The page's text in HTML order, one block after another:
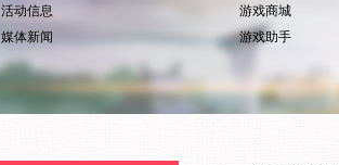
活动信息
媒体新闻
游戏商城
游戏助手